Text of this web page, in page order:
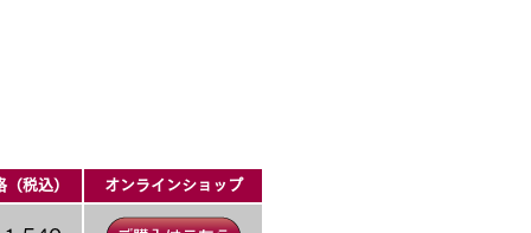
（税込） オンラインショップ